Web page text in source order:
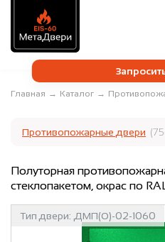
Главная → Каталог →
Противопожарные двери
Полуторная
стеклопакетом, окрас по
Тип двери: ДМП(О)-02-1060